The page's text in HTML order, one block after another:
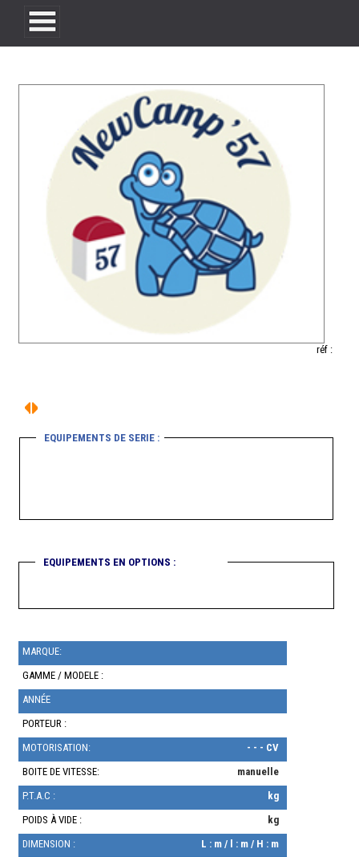
réf :
EQUIPEMENTS DE SERIE :
EQUIPEMENTS EN OPTIONS :
MARQUE:
GAMME / MODELE :
ANNÉE
PORTEUR :
MOTORISATION:
- - - CV
BOITE DE VITESSE:
manuelle
P.T.A.C :
kg
POIDS À VIDE :
kg
DIMENSION :
L : m / l : m / H : m